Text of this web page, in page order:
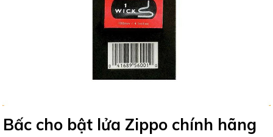
Bấc cho bật lửa Zippo chính hãng